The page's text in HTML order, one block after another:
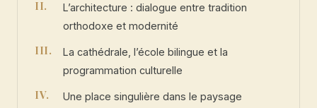
L’architecture : dialogue entre tradition
orthodoxe et modernité
La cathédrale, l’école bilingue et la
programmation culturelle
Une place singulière dans le paysage